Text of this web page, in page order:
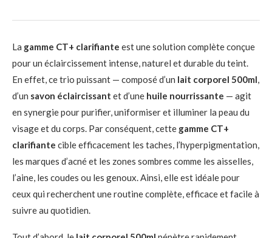
La gamme CT+ clarifiante est une solution complète conçue
pour un éclaircissement intense, naturel et durable du teint.
En effet, ce trio puissant — composé d’un lait corporel 500ml,
d’un savon éclaircissant et d’une huile nourrissante — agit
en synergie pour purifier, uniformiser et illuminer la peau du
visage et du corps. Par conséquent, cette gamme CT+
clarifiante cible efficacement les taches, l’hyperpigmentation,
les marques d’acné et les zones sombres comme les aisselles,
l’aine, les coudes ou les genoux. Ainsi, elle est idéale pour
ceux qui recherchent une routine complète, efficace et facile à
suivre au quotidien.